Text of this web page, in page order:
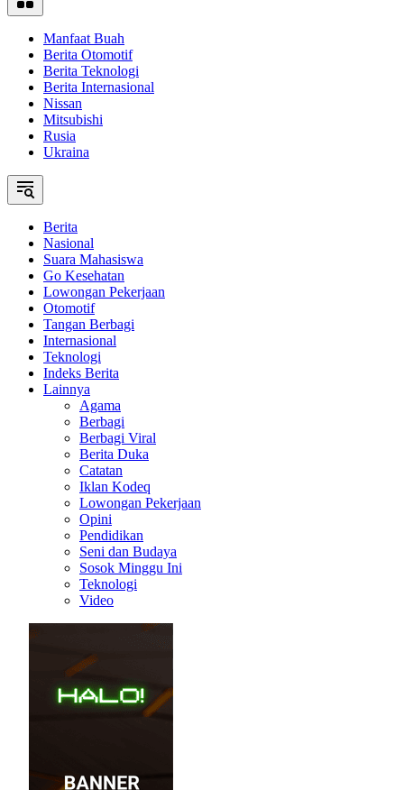
Manfaat Buah
Berita Otomotif
Berita Teknologi
Berita Internasional
Nissan
Mitsubishi
Rusia
Ukraina
Berita
Nasional
Suara Mahasiswa
Go Kesehatan
Lowongan Pekerjaan
Otomotif
Tangan Berbagi
Internasional
Teknologi
Indeks Berita
Lainnya
Agama
Berbagi
Berbagi Viral
Berita Duka
Catatan
Iklan Kodeq
Lowongan Pekerjaan
Opini
Pendidikan
Seni dan Budaya
Sosok Minggu Ini
Teknologi
Video